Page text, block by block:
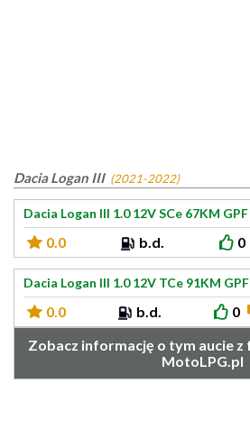
Dacia Logan III (2021-2022)
Dacia Logan III 1.0 12V SCe 67KM
0.0 b.d. 0
Dacia Logan III 1.0 12V TCe 91KM
0.0 b.d. 0
Zobacz informację o tym aucie z
MotoLPG.pl